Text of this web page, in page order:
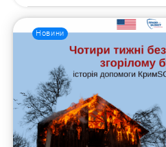
Пошук за запитом:
Новини